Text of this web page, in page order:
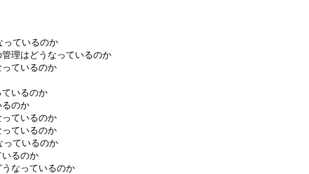
ているのか
理はどうなっているのか
ているのか
いるのか
のか
ているのか
ているのか
ているのか
るのか
なっているのか